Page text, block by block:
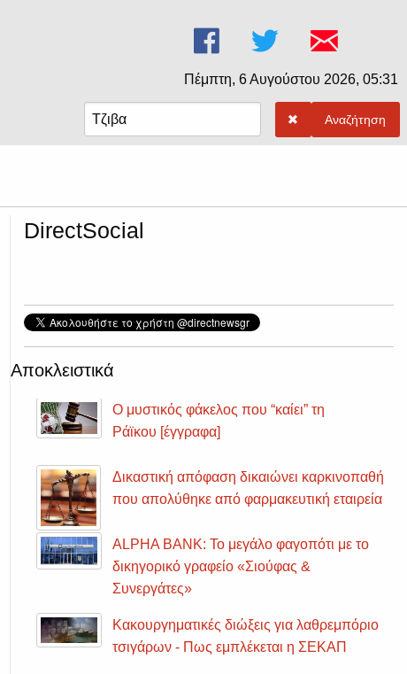
Πέμπτη, 6 Αυγούστου 2026, 05:31
Αναζήτηση
DirectSocial
Αποκλειστικά
Ο μυστικός φάκελος που “καίει” τη
Ράϊκου [έγγραφα]
Δικαστική απόφαση δικαιώνει καρκινοπαθή
που απολύθηκε από φαρμακευτική εταιρεία
ALPHA BANK: Το μεγάλο φαγοπότι με το
δικηγορικό γραφείο «Σιούφας &
Συνεργάτες»
Κακουργηματικές διώξεις για λαθρεμπόριο
τσιγάρων - Πως εμπλέκεται η ΣΕΚΑΠ